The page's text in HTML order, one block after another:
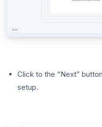
Click to the “Next”
setup.